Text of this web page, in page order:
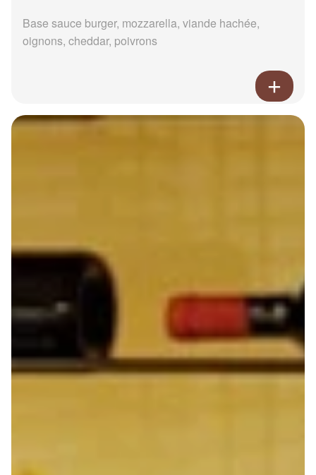
Base sauce burger, mozzarella, viande hachée,
oignons, cheddar, poivrons